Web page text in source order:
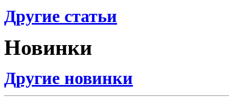
Другие статьи
Новинки
Другие новинки